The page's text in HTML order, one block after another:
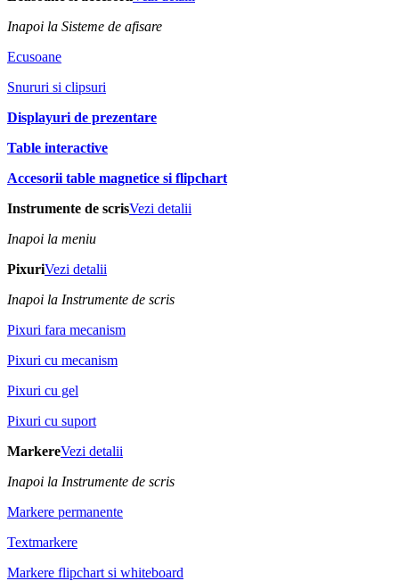
Inapoi la Sisteme de afisare
Ecusoane
Snururi si clipsuri
Displayuri de prezentare
Table interactive
Accesorii table magnetice si flipchart
Instrumente de scrisVezi detalii
Inapoi la meniu
PixuriVezi detalii
Inapoi la Instrumente de scris
Pixuri fara mecanism
Pixuri cu mecanism
Pixuri cu gel
Pixuri cu suport
MarkereVezi detalii
Inapoi la Instrumente de scris
Markere permanente
Textmarkere
Markere flipchart si whiteboard